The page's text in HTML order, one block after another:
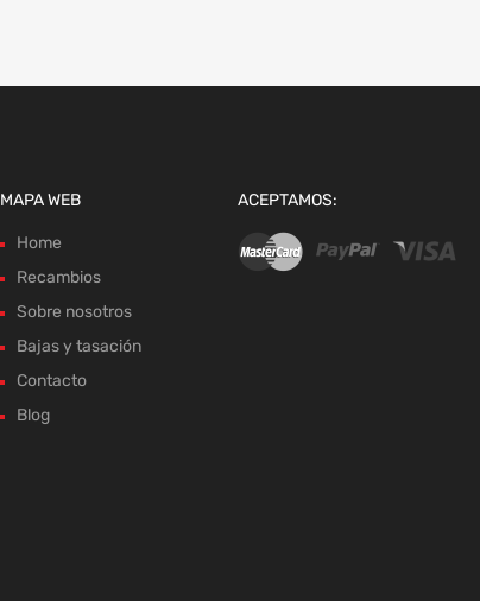
MAPA WEB
Home
Recambios
Sobre nosotros
Bajas y tasación
Contacto
Blog
ACEPTAMOS: